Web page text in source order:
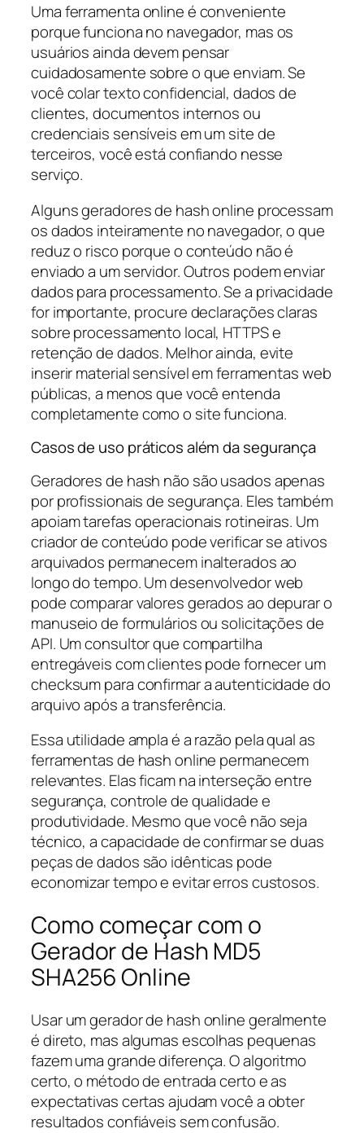
Uma ferramenta online é conveniente
porque funciona no navegador, mas os
usuários ainda devem pensar
cuidadosamente sobre o que enviam. Se
você colar texto confidencial, dados de
clientes, documentos internos ou
credenciais sensíveis em um site de
terceiros, você está confiando nesse
serviço.
Alguns geradores de hash online processam
os dados inteiramente no navegador, o que
reduz o risco porque o conteúdo não é
enviado a um servidor. Outros podem enviar
dados para processamento. Se a privacidade
for importante, procure declarações claras
sobre processamento local, HTTPS e
retenção de dados. Melhor ainda, evite
inserir material sensível em ferramentas web
públicas, a menos que você entenda
completamente como o site funciona.
Casos de uso práticos além da segurança
Geradores de hash não são usados apenas
por profissionais de segurança. Eles também
apoiam tarefas operacionais rotineiras. Um
criador de conteúdo pode verificar se ativos
arquivados permanecem inalterados ao
longo do tempo. Um desenvolvedor web
pode comparar valores gerados ao depurar o
manuseio de formulários ou solicitações de
API. Um consultor que compartilha
entregáveis com clientes pode fornecer um
checksum para confirmar a autenticidade do
arquivo após a transferência.
Essa utilidade ampla é a razão pela qual as
ferramentas de hash online permanecem
relevantes. Elas ficam na interseção entre
segurança, controle de qualidade e
produtividade. Mesmo que você não seja
técnico, a capacidade de confirmar se duas
peças de dados são idênticas pode
economizar tempo e evitar erros custosos.
Como começar com o
Gerador de Hash MD5
SHA256 Online
Usar um gerador de hash online geralmente
é direto, mas algumas escolhas pequenas
fazem uma grande diferença. O algoritmo
certo, o método de entrada certo e as
expectativas certas ajudam você a obter
resultados confiáveis sem confusão.